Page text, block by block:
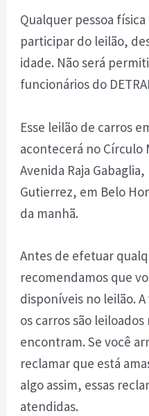
Qualquer pessoa
participar do leilão,
idade. Não será
funcionários do
Esse leilão de carros
acontecerá no Círculo
Avenida Raja
Gutierrez, em Belo
da manhã.
Antes de efetuar
recomendamos que
disponíveis no leilão.
os carros são
encontram. Se você
reclamar que está
algo assim, essas
atendidas.